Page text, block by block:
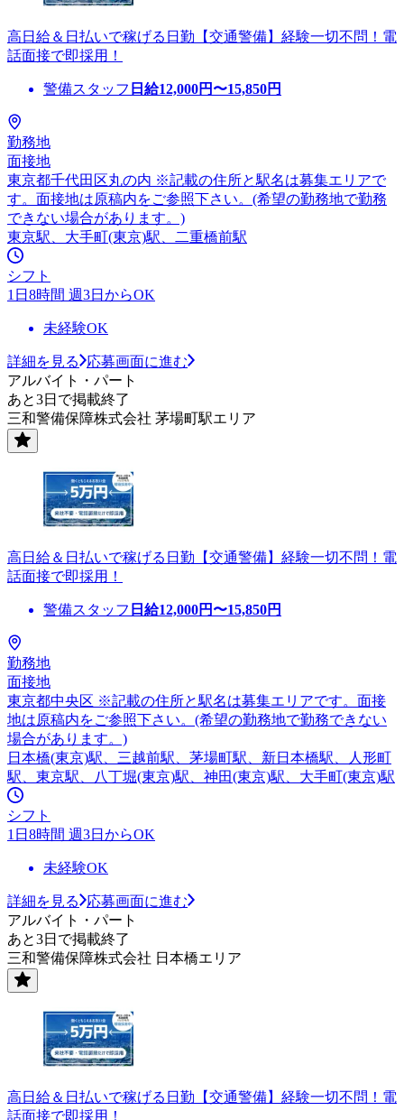
高日給＆日払いで稼げる日勤【交通警備】経験一切不問！電
話面接で即採用！
警備スタッフ 日給12,000円〜15,850円
勤務地
面接地
東京都千代田区丸の内 ※記載の住所と駅名は募集エリアで
す。面接地は原稿内をご参照下さい。(希望の勤務地で勤務
できない場合があります。)
東京駅、大手町(東京)駅、二重橋前駅
シフト
1日8時間 週3日からOK
未経験OK
詳細を見る
応募画面に進む
アルバイト・パート
あと3日で掲載終了
三和警備保障株式会社 茅場町駅エリア
高日給＆日払いで稼げる日勤【交通警備】経験一切不問！電
話面接で即採用！
警備スタッフ 日給12,000円〜15,850円
勤務地
面接地
東京都中央区 ※記載の住所と駅名は募集エリアです。面接
地は原稿内をご参照下さい。(希望の勤務地で勤務できない
場合があります。)
日本橋(東京)駅、三越前駅、茅場町駅、新日本橋駅、人形町
駅、東京駅、八丁堀(東京)駅、神田(東京)駅、大手町(東京)駅
シフト
1日8時間 週3日からOK
未経験OK
詳細を見る
応募画面に進む
アルバイト・パート
あと3日で掲載終了
三和警備保障株式会社 日本橋エリア
高日給＆日払いで稼げる日勤【交通警備】経験一切不問！電
話面接で即採用！